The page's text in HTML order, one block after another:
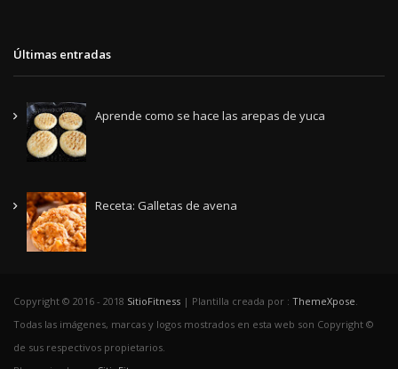
Últimas entradas
Aprende como se hace las arepas de yuca
Receta: Galletas de avena
Copyright © 2016 - 2018 SitioFitness | Plantilla creada por : ThemeXpose
Todas las imágenes, marcas y logos mostrados en esta web son Copyright ©
de sus respectivos propietarios.